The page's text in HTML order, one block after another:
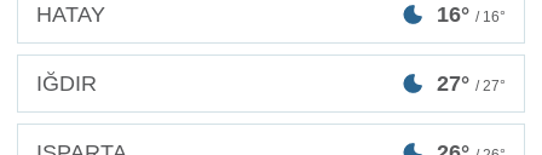
HATAY 16° / 16°
IĞDIR 27° / 27°